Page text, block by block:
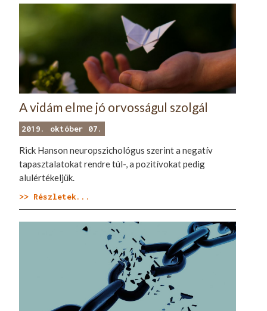
A vidám elme jó orvosságul szolgál
2019. október 07.
Rick Hanson neuropszichológus szerint a negatív
tapasztalatokat rendre túl-, a pozitívokat pedig
alulértékeljük.
>> Részletek...